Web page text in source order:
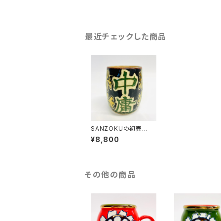
最近チェックした商品
SANZOKUの初売
り‼︎ 名言湯のみ(中庸
☆)
¥8,800
その他の商品